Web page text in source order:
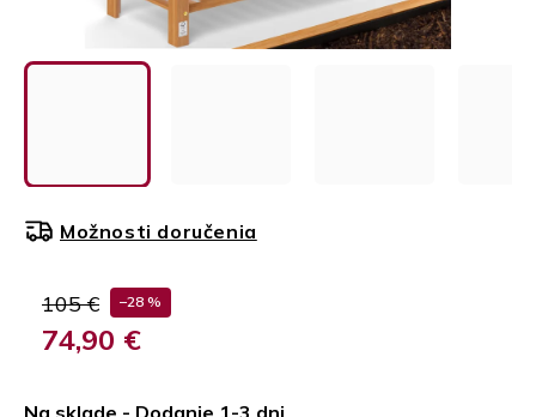
105 € –28 %
74,90 €
cena:
Na sklade - Dodanie 1-3 dni
Možnosti doručenia